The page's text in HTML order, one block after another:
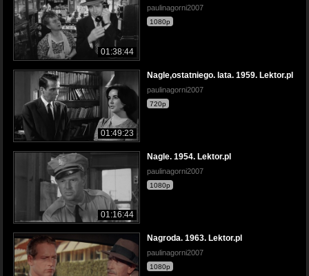
01:38:44
paulinagorni2007
1080p
01:49:23
Nagle,ostatniego. lata. 1959. Lektor.pl
paulinagorni2007
720p
01:16:44
Nagle. 1954. Lektor.pl
paulinagorni2007
1080p
Nagroda. 1963. Lektor.pl
paulinagorni2007
1080p